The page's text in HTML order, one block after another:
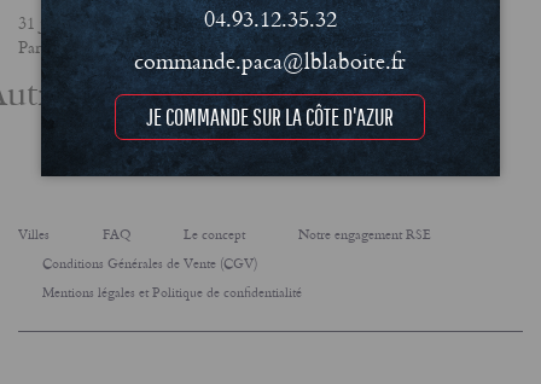
31 janvier 2023
Partager
actualités
Villes FAQ Le concept
Notre engagement RSE
Conditions Générales de Vente (CGV)
Mentions légales et Politique de confidentialité
04.93.12.35.32
commande.paca@lblaboite.fr
JE COMMANDE SUR LA CÔTE D'AZUR